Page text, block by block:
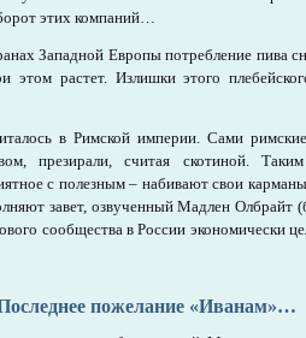
этих компаний…
Западной Европы потребление пива
этом растет. Излишки этого
в Римской империи. Сами
презирали, считая скотиной.
с полезным – набивают свои
завет, озвученный Мадлен
сообщества в России экономически
пожелание «Иванам»…